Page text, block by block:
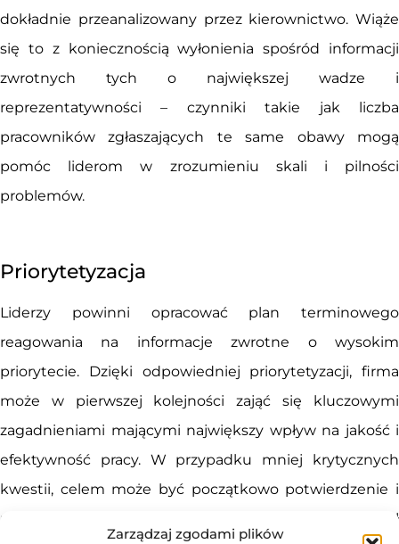
Zarządzaj zgodami plików
dokładnie przeanalizowany przez kierownictwo. Wiąże
się to z koniecznością wyłonienia spośród informacji
zwrotnych tych o największej wadze i
reprezentatywności – czynniki takie jak liczba
pracowników zgłaszających te same obawy mogą
pomóc liderom w zrozumieniu skali i pilności
problemów.
Priorytetyzacja
Liderzy powinni opracować plan terminowego
reagowania na informacje zwrotne o wysokim
priorytecie. Dzięki odpowiedniej priorytetyzacji, firma
może w pierwszej kolejności zająć się kluczowymi
zagadnieniami mającymi największy wpływ na jakość i
efektywność pracy. W przypadku mniej krytycznych
kwestii, celem może być początkowo potwierdzenie i
udzielenie pracownikom odpowiedzi, że ich głos został